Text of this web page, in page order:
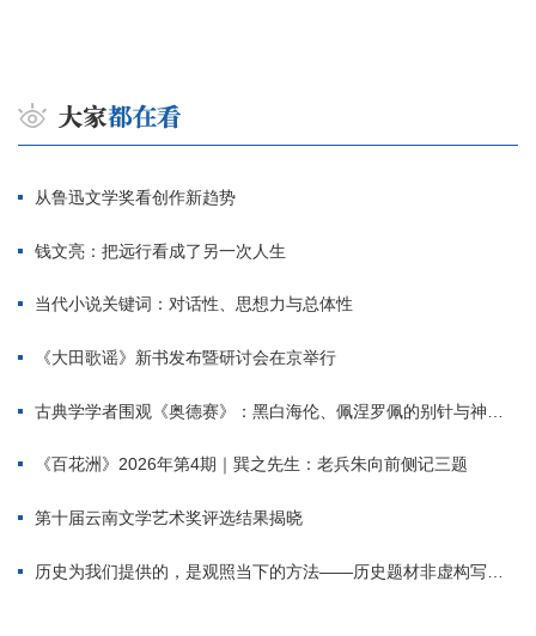
从鲁迅文学奖看创作新趋势
钱文亮：把远行看成了另一次人生
当代小说关键词：对话性、思想力与总体性
《大田歌谣》新书发布暨研讨会在京举行
古典学学者围观《奥德赛》：黑白海伦、佩涅罗佩的别针与神秘入侵者
《百花洲》2026年第4期｜巽之先生：老兵朱向前侧记三题
第十届云南文学艺术奖评选结果揭晓
历史为我们提供的，是观照当下的方法——历史题材非虚构写作多人谈